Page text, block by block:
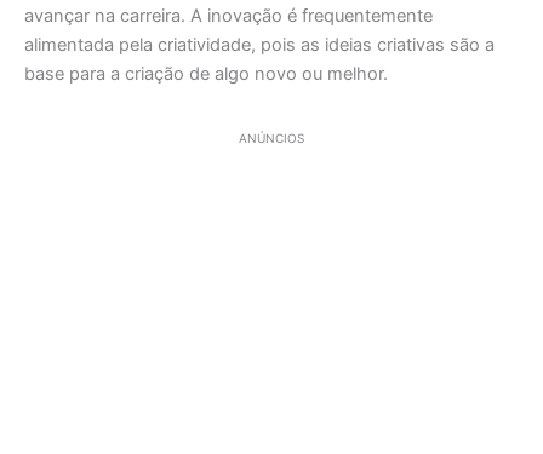
avançar na carreira. A inovação é frequentemente
alimentada pela criatividade, pois as ideias criativas são a
base para a criação de algo novo ou melhor.
ANÚNCIOS